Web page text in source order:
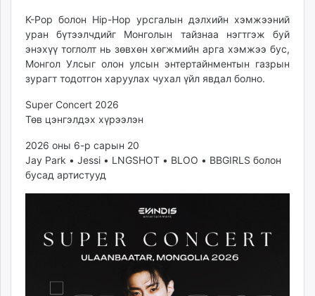
paparazzi.mn
unread.today
K-Pop болон Hip-Hop урсгалын дэлхийн хэмжээний
уран бүтээлчдийг Монголын тайзнаа нэгтгэж буй
энэхүү тоглолт нь зөвхөн хөгжмийн арга хэмжээ бус,
Монгол Улсыг олон улсын энтертайнментын газрын
зурагт тодотгон харуулах чухал үйл явдал болно.
Super Concert 2026
Төв цэнгэлдэх хүрээлэн
2026 оны 6-р сарын 20
Jay Park • Jessi • LNGSHOT • BLOO • BBGIRLS болон
бусад артистууд